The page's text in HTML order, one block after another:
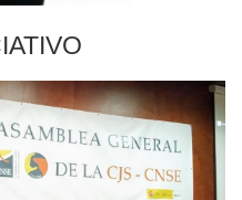
de cookies
Web